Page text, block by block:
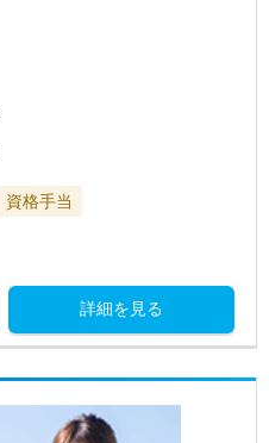
資格手当
詳細を見る